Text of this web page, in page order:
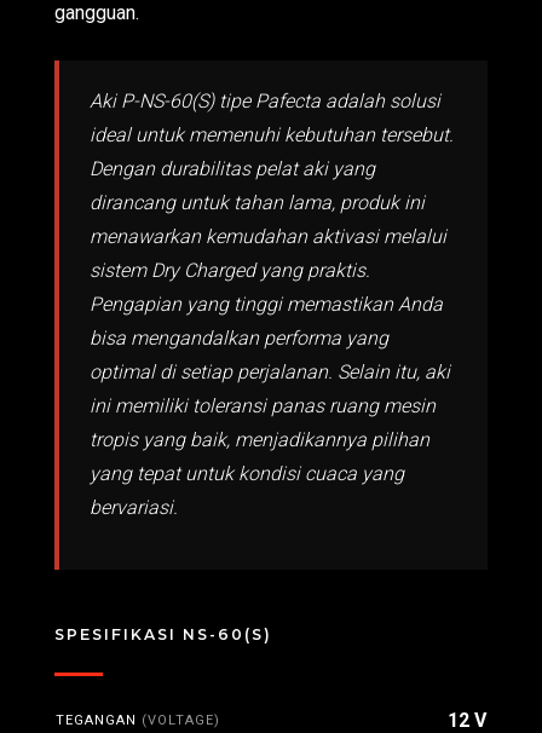
gangguan.
Aki P-NS-60(S) tipe Pafecta adalah solusi
ideal untuk memenuhi kebutuhan tersebut.
Dengan durabilitas pelat aki yang
dirancang untuk tahan lama, produk ini
menawarkan kemudahan aktivasi melalui
sistem Dry Charged yang praktis.
Pengapian yang tinggi memastikan Anda
bisa mengandalkan performa yang
optimal di setiap perjalanan. Selain itu, aki
ini memiliki toleransi panas ruang mesin
tropis yang baik, menjadikannya pilihan
yang tepat untuk kondisi cuaca yang
bervariasi.
SPESIFIKASI NS-60(S)
TEGANGAN (VOLTAGE) 12 V